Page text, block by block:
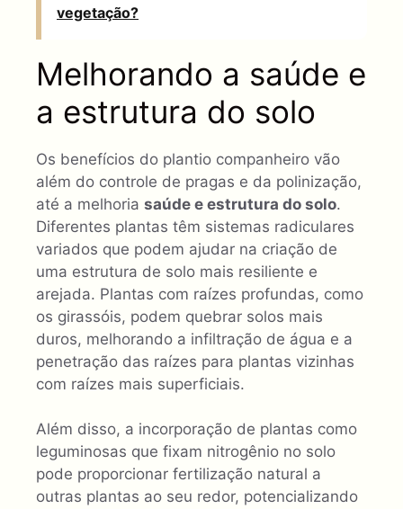
vegetação?
Melhorando a saúde e
a estrutura do solo
Os benefícios do plantio companheiro vão
além do controle de pragas e da polinização,
até a melhoria saúde e estrutura do solo.
Diferentes plantas têm sistemas radiculares
variados que podem ajudar na criação de
uma estrutura de solo mais resiliente e
arejada. Plantas com raízes profundas, como
os girassóis, podem quebrar solos mais
duros, melhorando a infiltração de água e a
penetração das raízes para plantas vizinhas
com raízes mais superficiais.
Além disso, a incorporação de plantas como
leguminosas que fixam nitrogênio no solo
pode proporcionar fertilização natural a
outras plantas ao seu redor, potencializando